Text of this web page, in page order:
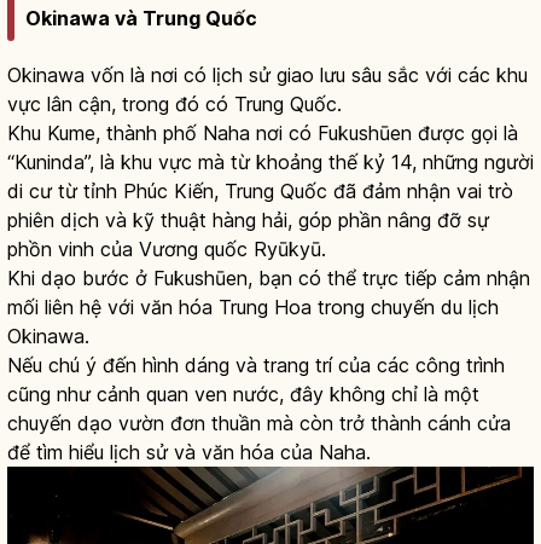
Okinawa và Trung Quốc
Okinawa vốn là nơi có lịch sử giao lưu sâu sắc với các khu
vực lân cận, trong đó có Trung Quốc.
Khu Kume, thành phố Naha nơi có Fukushūen được gọi là
“Kuninda”, là khu vực mà từ khoảng thế kỷ 14, những người
di cư từ tỉnh Phúc Kiến, Trung Quốc đã đảm nhận vai trò
phiên dịch và kỹ thuật hàng hải, góp phần nâng đỡ sự
phồn vinh của Vương quốc Ryūkyū.
Khi dạo bước ở Fukushūen, bạn có thể trực tiếp cảm nhận
mối liên hệ với văn hóa Trung Hoa trong chuyến du lịch
Okinawa.
Nếu chú ý đến hình dáng và trang trí của các công trình
cũng như cảnh quan ven nước, đây không chỉ là một
chuyến dạo vườn đơn thuần mà còn trở thành cánh cửa
để tìm hiểu lịch sử và văn hóa của Naha.